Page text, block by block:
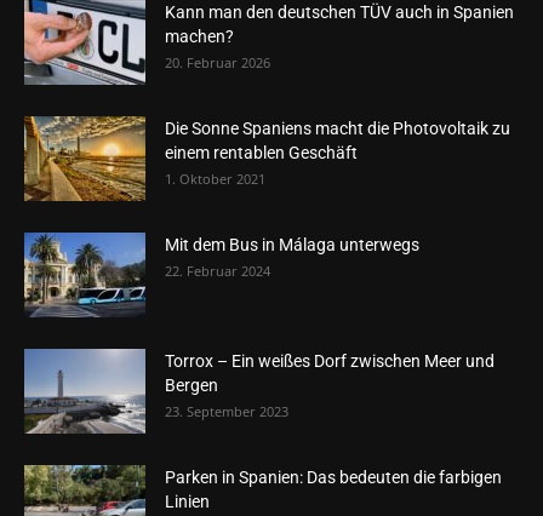
Kann man den deutschen TÜV auch in Spanien
machen?
20. Februar 2026
Die Sonne Spaniens macht die Photovoltaik zu
einem rentablen Geschäft
1. Oktober 2021
Mit dem Bus in Málaga unterwegs
22. Februar 2024
Torrox – Ein weißes Dorf zwischen Meer und
Bergen
23. September 2023
Parken in Spanien: Das bedeuten die farbigen
Linien